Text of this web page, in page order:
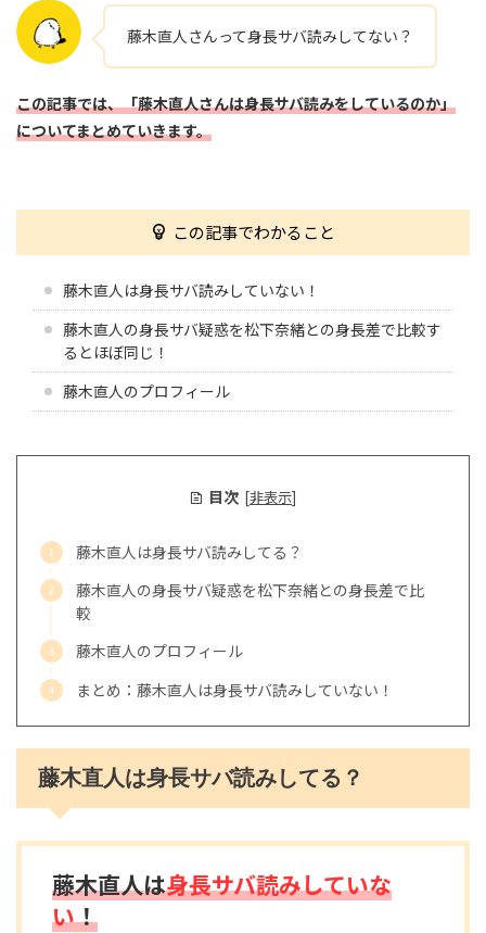
藤木直人さんって身長サバ読みしてない？
この記事では、「藤木直人さんは身長サバ読みをしているのか」
についてまとめていきます。
この記事でわかること
藤木直人は身長サバ読みしていない！
藤木直人の身長サバ疑惑を松下奈緒との身長差で比較す
るとほぼ同じ！
藤木直人のプロフィール
目次 [非表示]
藤木直人は身長サバ読みしてる？
藤木直人の身長サバ疑惑を松下奈緒との身長差で比
較
藤木直人のプロフィール
まとめ：藤木直人は身長サバ読みしていない！
藤木直人は身長サバ読みしてる？
藤木直人は身長サバ読みしていな
い！